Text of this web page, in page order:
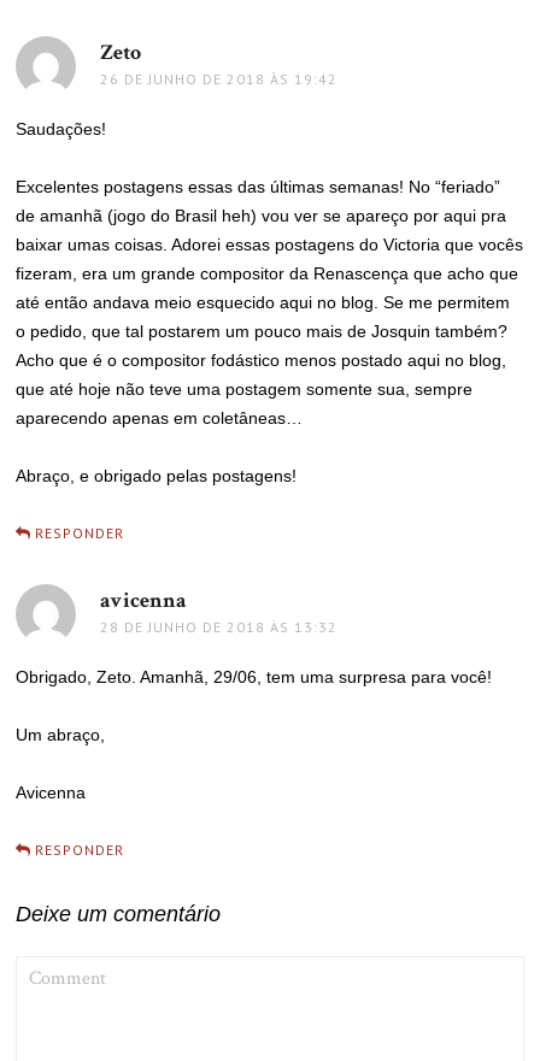
Zeto
26 DE JUNHO DE 2018 ÀS 19:42
Saudações!
Excelentes postagens essas das últimas semanas! No “feriado”
de amanhã (jogo do Brasil heh) vou ver se apareço por aqui pra
baixar umas coisas. Adorei essas postagens do Victoria que vocês
fizeram, era um grande compositor da Renascença que acho que
até então andava meio esquecido aqui no blog. Se me permitem
o pedido, que tal postarem um pouco mais de Josquin também?
Acho que é o compositor fodástico menos postado aqui no blog,
que até hoje não teve uma postagem somente sua, sempre
aparecendo apenas em coletâneas…
Abraço, e obrigado pelas postagens!
RESPONDER
avicenna
28 DE JUNHO DE 2018 ÀS 13:32
Obrigado, Zeto. Amanhã, 29/06, tem uma surpresa para você!
Um abraço,
Avicenna
RESPONDER
Deixe um comentário